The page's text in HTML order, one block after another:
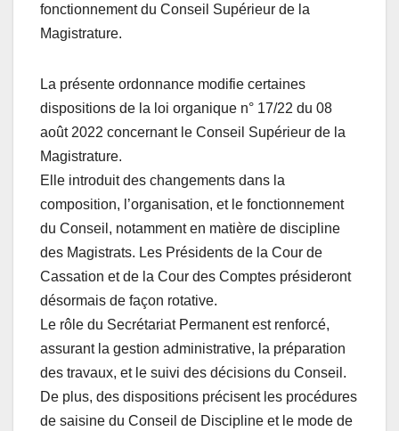
fonctionnement du Conseil Supérieur de la
Magistrature.
La présente ordonnance modifie certaines
dispositions de la loi organique n° 17/22 du 08
août 2022 concernant le Conseil Supérieur de la
Magistrature.
Elle introduit des changements dans la
composition, l’organisation, et le fonctionnement
du Conseil, notamment en matière de discipline
des Magistrats. Les Présidents de la Cour de
Cassation et de la Cour des Comptes présideront
désormais de façon rotative.
Le rôle du Secrétariat Permanent est renforcé,
assurant la gestion administrative, la préparation
des travaux, et le suivi des décisions du Conseil.
De plus, des dispositions précisent les procédures
de saisine du Conseil de Discipline et le mode de